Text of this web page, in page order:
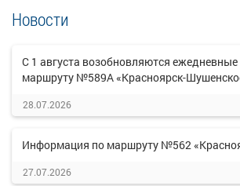
Новости
С 1 августа возобновляются
маршруту №589А «Красноярск-
28.07.2026
Информация по маршруту №562
27.07.2026